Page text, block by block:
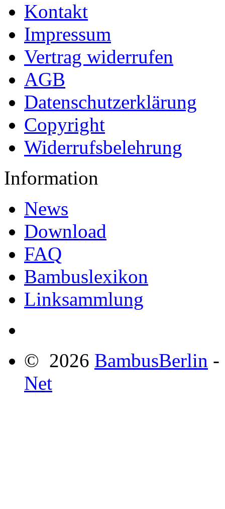
Kontakt
Impressum
Vertrag widerrufen
AGB
Datenschutzerklärung
Copyright
Widerrufsbelehrung
Information
News
Download
FAQ
Bambuslexikon
Linksammlung
© 2026 BambusBerlin -
Net